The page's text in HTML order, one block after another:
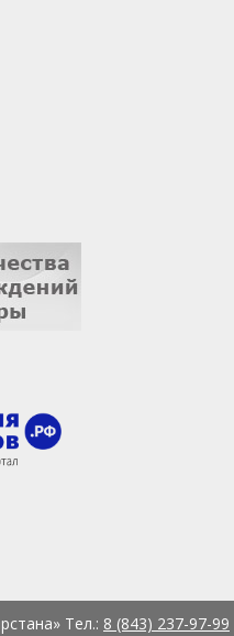
Тел.: 8 (843) 237-97-99